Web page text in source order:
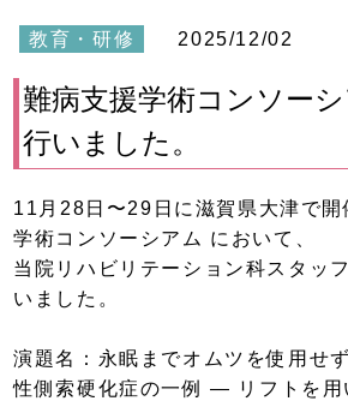
教育・研修 2025/12/02
難病支援学術コンソー
行いました。
11月28日〜29日に滋賀県大津で開
学術コンソーシアム において、
当院リハビリテーション科スタッ
いました。
演題名：永眠までオムツを使用せ
性側索硬化症の一例 ― リフトを